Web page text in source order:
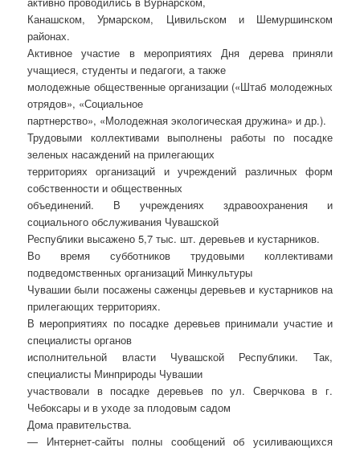
Канашском, Урмарском, Цивильском и Шемуршинском
районах.
Активное участие в мероприятиях Дня дерева приняли
учащиеся, студенты и педагоги, а также
молодежные общественные организации («Штаб молодежных
отрядов», «Социальное
партнерство», «Молодежная экологическая дружина» и др.).
Трудовыми коллективами выполнены работы по посадке
зеленых насаждений на прилегающих
территориях организаций и учреждений различных форм
собственности и общественных
объединений. В учреждениях здравоохранения и
социального обслуживания Чувашской
Республики высажено 5,7 тыс. шт. деревьев и кустарников.
Во время субботников трудовыми коллективами
подведомственных организаций Минкультуры
Чувашии были посажены саженцы деревьев и кустарников на
прилегающих территориях.
В мероприятиях по посадке деревьев принимали участие и
специалисты органов
исполнительной власти Чувашской Республики. Так,
специалисты Минприроды Чувашии
участвовали в посадке деревьев по ул. Сверчкова в г.
Чебоксары и в уходе за плодовым садом
Дома правительства.
— Интернет-сайты полны сообщений об усиливающихся